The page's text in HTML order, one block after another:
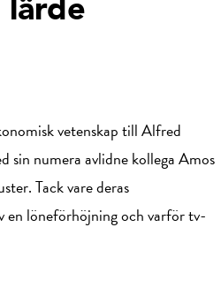
lärde
vetenskap till Alfred
sin numera avlidne kollega Amos
Tack vare deras
en löneförhöjning och varför tv-